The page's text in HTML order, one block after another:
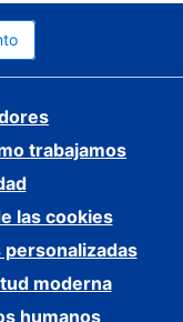
trabajamos
las cookies
moderna
humanos